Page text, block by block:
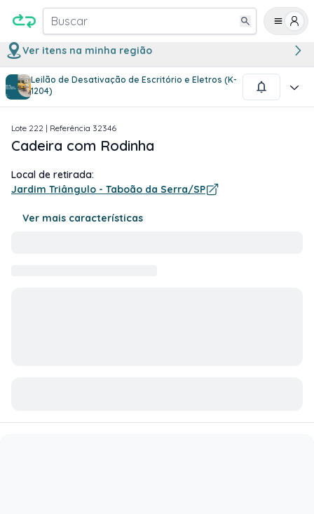
Buscar
Ver itens na minha região
Leilão de Desativação de Escritório e Eletros (K-
1204)
1/1
Lote 222 | Referência 32346
Cadeira com Rodinha
Local de retirada:
Jardim Triângulo - Taboão da Serra/SP
Ver mais características